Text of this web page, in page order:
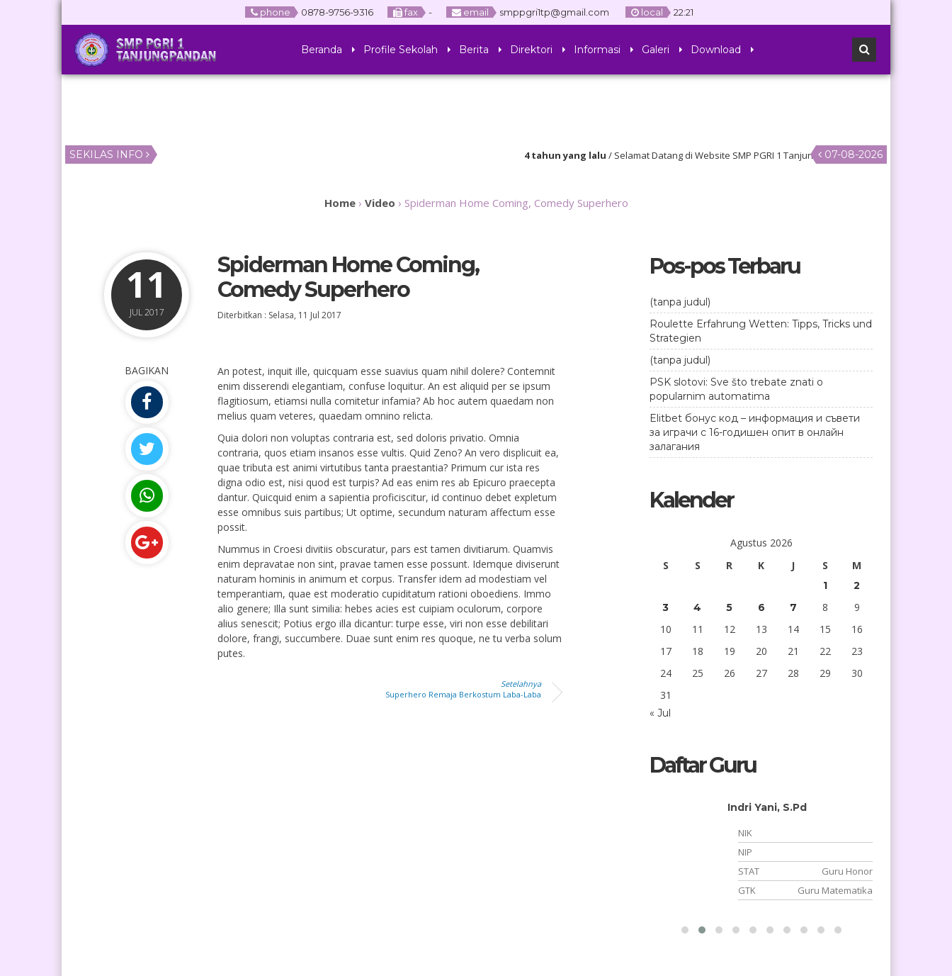
phone 0878-9756-9316 fax - email smppgri1tp@gmail.com local 22:21
Beranda Profile Sekolah Berita Direktori Informasi Galeri Download
SEKILAS INFO 07-08-2026
4 tahun yang lalu/ Selamat Datang di Website SMP PGRI 1 Tanjungpandan
Home› Video › Spiderman Home Coming, Comedy Superhero
11
JUL 2017
Spiderman Home Coming,
Comedy Superhero
Diterbitkan : Selasa, 11 Jul 2017
BAGIKAN
An potest, inquit ille, quicquam esse suavius quam nihil dolere? Contemnit
enim disserendi elegantiam, confuse loquitur. An est aliquid per se ipsum
flagitiosum, etiamsi nulla comitetur infamia? Ab hoc autem quaedam non
melius quam veteres, quaedam omnino relicta.
Quia dolori non voluptas contraria est, sed doloris privatio. Omnia
contraria, quos etiam insanos esse vultis. Quid Zeno? An vero displicuit ea,
quae tributa est animi virtutibus tanta praestantia? Primum cur ista res
digna odio est, nisi quod est turpis? Ad eas enim res ab Epicuro praecepta
dantur. Quicquid enim a sapientia proficiscitur, id continuo debet expletum
esse omnibus suis partibus; Ut optime, secundum naturam affectum esse
possit.
Nummus in Croesi divitiis obscuratur, pars est tamen divitiarum. Quamvis
enim depravatae non sint, pravae tamen esse possunt. Idemque diviserunt
naturam hominis in animum et corpus. Transfer idem ad modestiam vel
temperantiam, quae est moderatio cupiditatum rationi oboediens. Immo
alio genere; Illa sunt similia: hebes acies est cuipiam oculorum, corpore
alius senescit; Potius ergo illa dicantur: turpe esse, viri non esse debilitari
dolore, frangi, succumbere. Duae sunt enim res quoque, ne tu verba solum
putes.
Setelahnya
Superhero Remaja Berkostum Laba-Laba
Pos-pos Terbaru
(tanpa judul)
Roulette Erfahrung Wetten: Tipps, Tricks und
Strategien
(tanpa judul)
PSK slotovi: Sve što trebate znati o
popularnim automatima
Elitbet бонус код – информация и съвети
за играчи с 16-годишен опит в онлайн
залагания
Kalender
Agustus 2026
S
S R K J S M
1
2
3
4 5 6 7 8
9
10
11 12 13 14 15
16
17
18 19 20 21 22
23
24
25 26 27 28 29
30
31
« Jul
Daftar Guru
Indri Yani, S.Pd
NIK
NIP
STAT
Guru Honor
GTK
Guru Matematika